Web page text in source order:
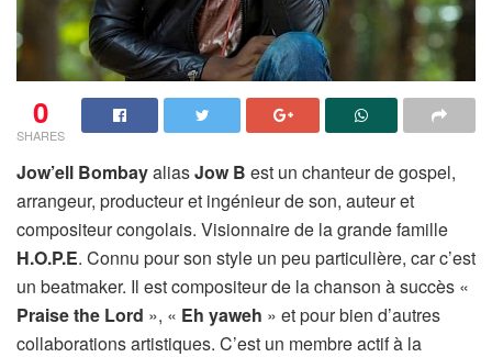
0
SHARES
Jow’ell BombayaliasJow B est un chanteur de gospel,
arrangeur, producteur et ingénieur de son, auteur et
compositeur congolais. Visionnaire de la grande famille
H.O.P.E. Connu pour son style un peu particulière, car c’est
un beatmaker. Il est compositeur de la chanson à succès «
Praise the Lord », « Eh yaweh » et pour bien d’autres
collaborations artistiques. C’est un membre actif à la